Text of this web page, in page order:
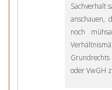
Sachverhalt
anschauen,
noch
oder VwGH